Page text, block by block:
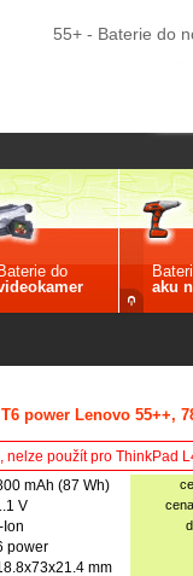
55+ - Baterie do
Baterie do
aku
power Lenovo 55++,
nelze použít pro ThinkPad
mAh (87 Wh)
V
Ion
power
mm